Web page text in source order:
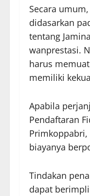
Secara
didasarkan
tentang
wanprestasi.
harus memuat
memiliki
Apabila
Pendaftaran
biayanya
Tindakan
dapat